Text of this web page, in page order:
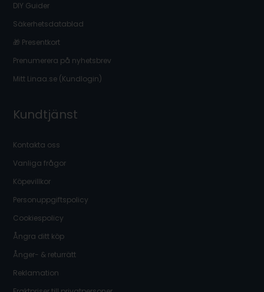
DIY Guider
Säkerhetsdatablad
🎁 Presentkort
Prenumerera på nyhetsbrev
Mitt Linaa.se (Kundlogin)
Kundtjänst
Kontakta oss
Vanliga frågor
Köpevillkor
Personuppgiftspolicy
Cookiespolicy
Ångra ditt köp
Ånger- & returrätt
Reklamation